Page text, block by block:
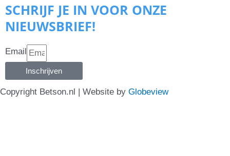
SCHRIJF JE IN VOOR ONZE
NIEUWSBRIEF!
Email
Inschrijven
Copyright Betson.nl | Website by Globeview